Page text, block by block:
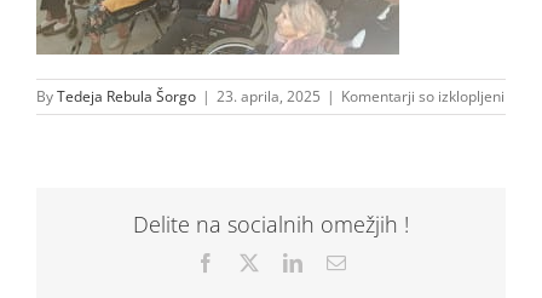
ByTedeja Rebula Šorgo | 23. aprila, 2025 | Komentarji so izklopljeni
Delite na socialnih omežjih !
Facebook LinkedInEmail